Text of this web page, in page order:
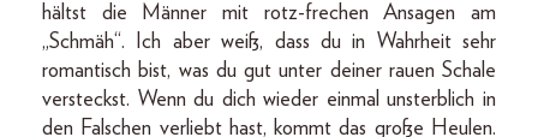
hältst die Männer mit rotz-frechen Ansagen am
„Schmäh“. Ich aber weiß, dass du in Wahrheit sehr
romantisch bist, was du gut unter deiner rauen Schale
versteckst. Wenn du dich wieder einmal unsterblich in
den Falschen verliebt hast, kommt das große Heulen.